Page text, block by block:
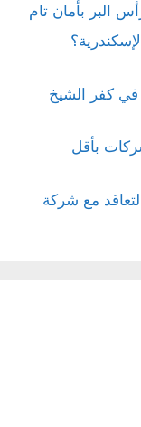
البر بأمان تام
كفر الشيخ
بأقل
مع شركة